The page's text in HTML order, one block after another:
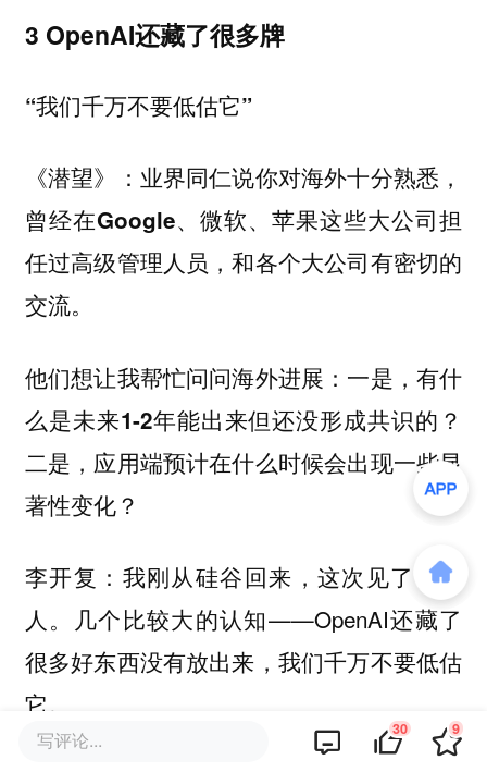
3 OpenAI还藏了很多牌
“我们千万不要低估它”
《潜望》：业界同仁说你对海外十分熟悉，
曾经在Google、微软、苹果这些大公司担
任过高级管理人员，和各个大公司有密切的
交流。
他们想让我帮忙问问海外进展：一是，有什
么是未来1-2年能出来但还没形成共识的？
二是，应用端预计在什么时候会出现一些显
著性变化？
李开复： 我刚从硅谷回来，这次见了很多
人。几个比较大的认知——OpenAI还藏了
很多好东西没有放出来，我们千万不要低估
它。
写评论... 30 9